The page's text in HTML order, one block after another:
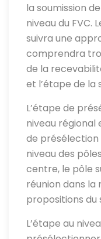
la soumission
niveau du FVC.
suivra une
comprendra
de la
et l’étape de la
L’étape de
niveau
de présélection
niveau des
centre, le pôle
réunion dans la
propositions du
L’étape au